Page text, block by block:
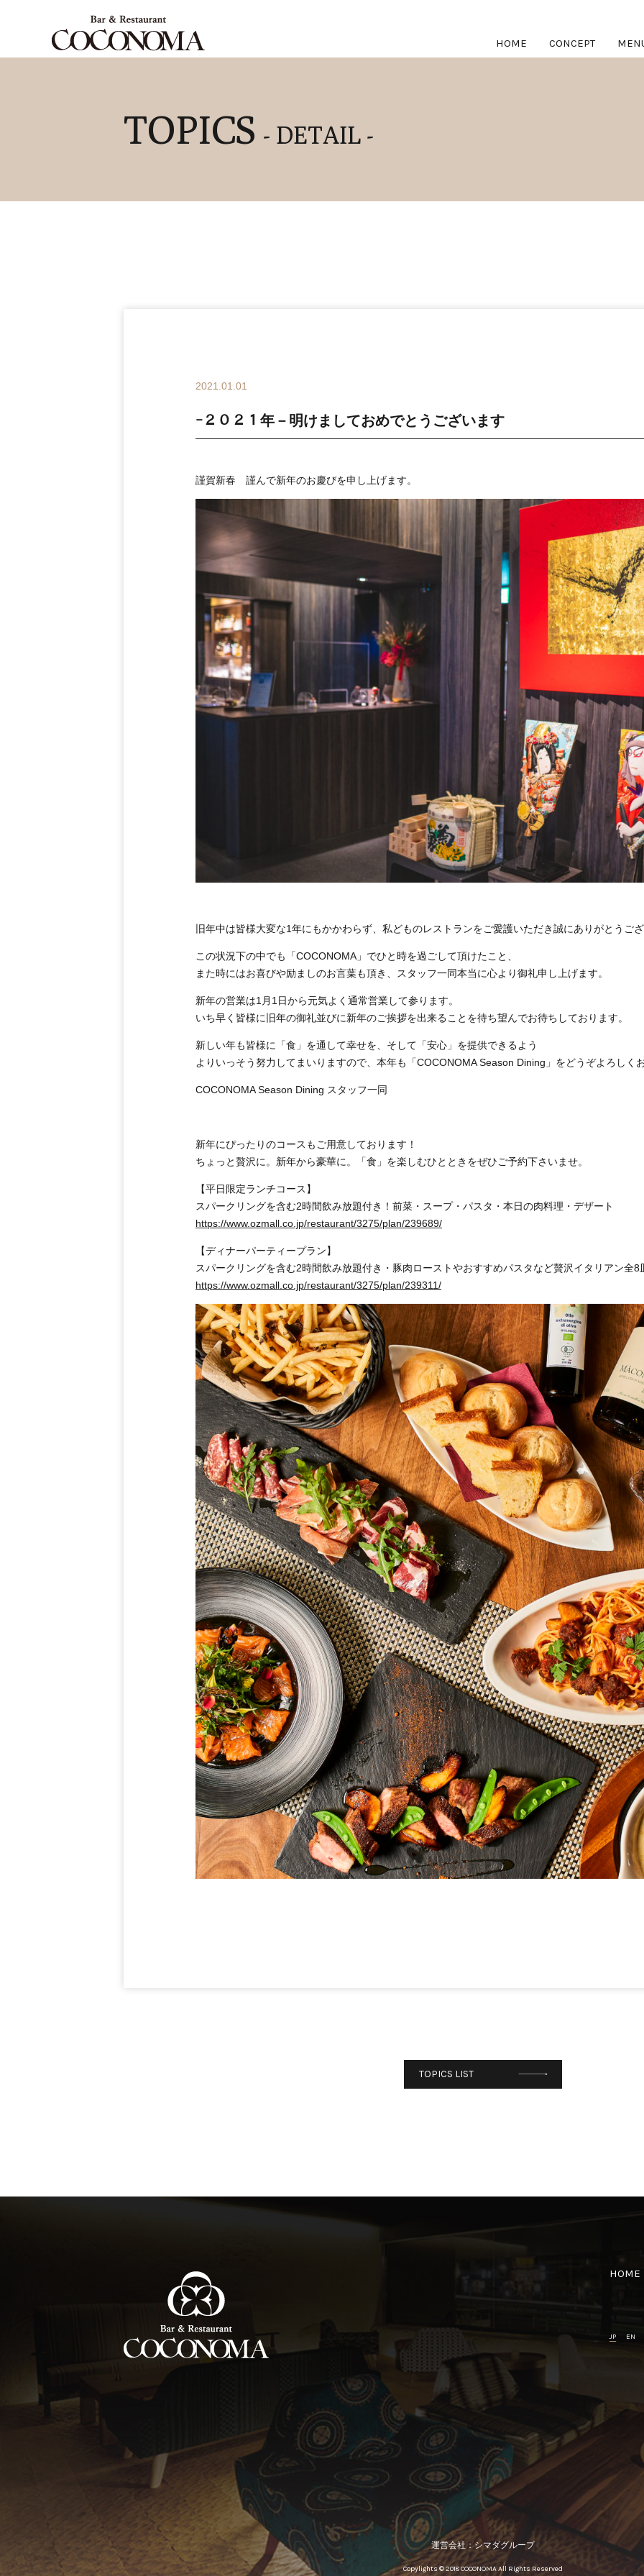
HOME CONCEPT
TOPICS - DETAIL -
2021.01.01
ｰ２０２１年－明けましておめでとうございます
謹賀新春 謹んで新年のお慶びを申し上げます。
旧年中は皆様大変な1年にもかかわらず、私どものレストランをご愛護いただき誠にありがとうござ
この状況下の中でも「COCONOMA」でひと時を過ごして頂けたこと、
また時にはお喜びや励ましのお言葉も頂き、スタッフ一同本当に心より御礼申し上げます。
新年の営業は1月1日から元気よく通常営業して参ります。
いち早く皆様に旧年の御礼並びに新年のご挨拶を出来ることを待ち望んでお待ちしております。
新しい年も皆様に「食」を通して幸せを、そして「安心」を提供できるよう
よりいっそう努力してまいりますので、本年も「COCONOMA Season Dining」をどうぞよろしく
COCONOMA Season Dining スタッフ一同
新年にぴったりのコースもご用意しております！
ちょっと贅沢に。新年から豪華に。「食」を楽しむひとときをぜひご予約下さいませ。
【平日限定ランチコース】
スパークリングを含む2時間飲み放題付き！前菜・スープ・パスタ・本日の肉料理・デザート
https://www.ozmall.co.jp/restaurant/3275/plan/239689/
【ディナーパーティープラン】
スパークリングを含む2時間飲み放題付き・豚肉ローストやおすすめパスタなど贅沢イタリアン全8
https://www.ozmall.co.jp/restaurant/3275/plan/239311/
TOPICS LIST
HOME
JP EN
運営会社： シマダグループ
Copylights © 2018 COCONOMA All Rights Reserved